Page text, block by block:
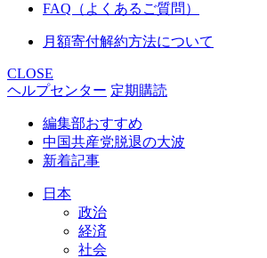
FAQ（よくあるご質問）
月額寄付解約方法について
CLOSE
ヘルプセンター 定期購読
編集部おすすめ
中国共産党脱退の大波
新着記事
日本
政治
経済
社会